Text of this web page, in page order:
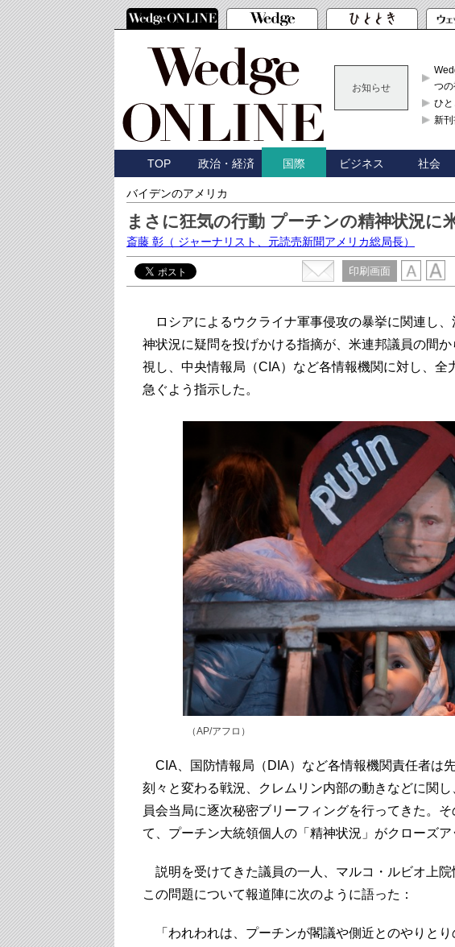
お知らせ
つの
ひ
新刊
TOP 政治・経済 国際 ビジネス 社会
バイデンのアメリカ
まさに狂気の行動 プーチンの精神状況に
斎藤 彰 （ ジャーナリスト、元読売新聞アメリカ総局長）
印刷画面
ロシアによるウクライナ軍事侵攻の暴挙に関連し
神状況に疑問を投げかける指摘が、米連邦議員の間
視し、中央情報局（CIA）など各情報機関に対し、全
急ぐよう指示した。
（AP/アフロ）
CIA、国防情報局（DIA）など各情報機関責任者は
刻々と変わる戦況、クレムリン内部の動きなどに関
員会当局に逐次秘密ブリーフィングを行ってきた。
て、プーチン大統領個人の「精神状況」がクローズア
説明を受けてきた議員の一人、マルコ・ルビオ上院
この問題について報道陣に次のように語った：
「われわれは、プーチンが閣議や側近とのやりと